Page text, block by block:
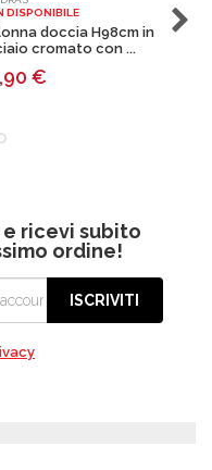
DISPONIBILE
doccia H98cm in
cromato con ...
€
ricevi subito
ordine!
ISCRIVITI